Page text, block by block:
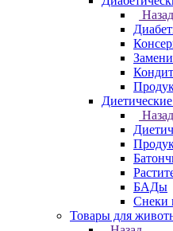
Назад
Назад
БАДы
Снеки
Товары для